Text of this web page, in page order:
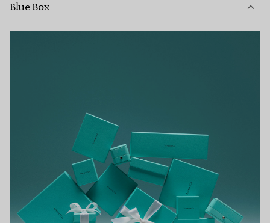
Blue Box